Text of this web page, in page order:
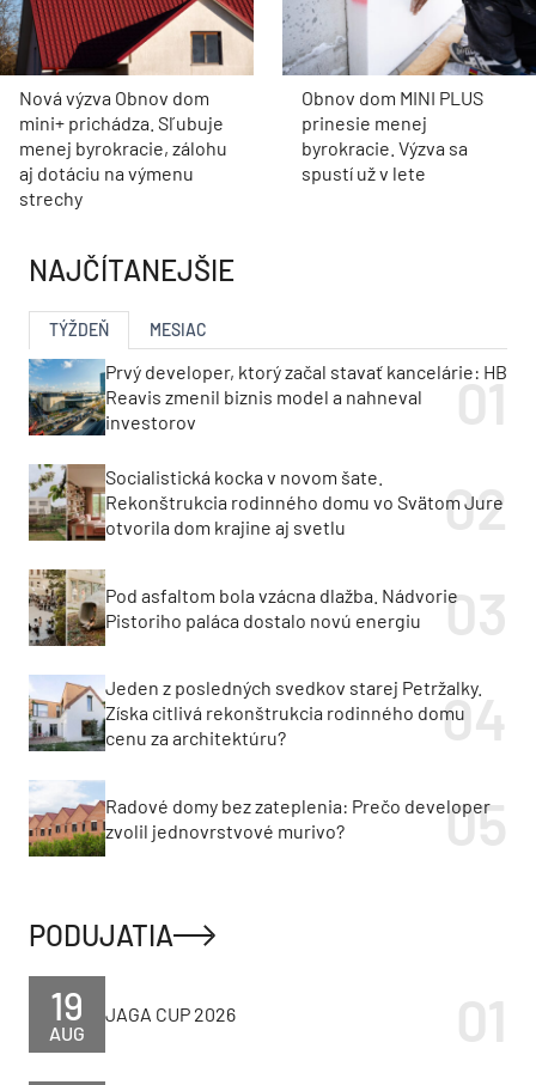
Nová výzva Obnov dom
mini+ prichádza. Sľubuje
menej byrokracie, zálohu
aj dotáciu na výmenu
strechy
Obnov dom MINI PLUS
prinesie menej
byrokracie. Výzva sa
spustí už v lete
NAJČÍTANEJŠIE
TÝŽDEŇ MESIAC
Prvý developer, ktorý začal stavať kancelárie: HB
Reavis zmenil biznis model a nahneval
investorov
Socialistická kocka v novom šate.
Rekonštrukcia rodinného domu vo Svätom Jure
otvorila dom krajine aj svetlu
Pod asfaltom bola vzácna dlažba. Nádvorie
Pistoriho paláca dostalo novú energiu
Jeden z posledných svedkov starej Petržalky.
Získa citlivá rekonštrukcia rodinného domu
cenu za architektúru?
Radové domy bez zateplenia: Prečo developer
zvolil jednovrstvové murivo?
PODUJATIA
AUG
19 JAGA CUP 2026